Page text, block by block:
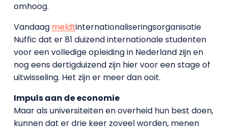
omhoog.
Vandaag meldtinternationaliseringsorganisatie
Nuffic dat er 81 duizend internationale studenten
voor een volledige opleiding in Nederland zijn en
nog eens dertigduizend zijn hier voor een stage of
uitwisseling. Het zijn er meer dan ooit.
Impuls aan de economie
Maar als universiteiten en overheid hun best doen,
kunnen dat er drie keer zoveel worden, menen